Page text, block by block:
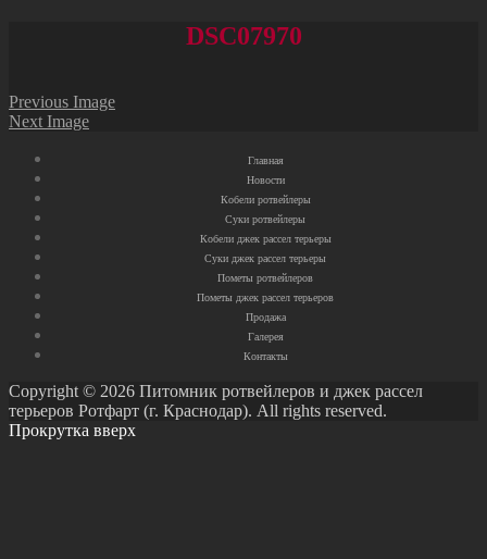
DSC07970
Previous Image
Next Image
Главная
Новости
Кобели ротвейлеры
Суки ротвейлеры
Кобели джек рассел терьеры
Суки джек рассел терьеры
Пометы ротвейлеров
Пометы джек рассел терьеров
Продажа
Галерея
Контакты
Copyright © 2026 Питомник ротвейлеров и джек рассел
терьеров Ротфарт (г. Краснодар). All rights reserved.
Прокрутка вверх